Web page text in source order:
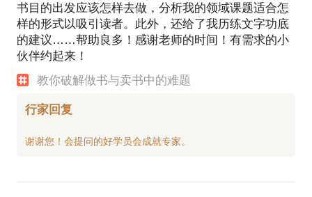
书目的出发应该怎样去做，分析我的领域课题适合怎
样的形式以吸引读者。此外，还给了我历练文字功底
的建议……帮助良多！感谢老师的时间！有需求的小
伙伴约起来！
教你破解做书与卖书中的难题
行家回复